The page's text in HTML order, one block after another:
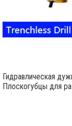
Гидравлическая
Плоскогубцы для